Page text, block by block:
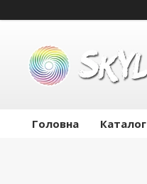
Головна Каталог